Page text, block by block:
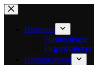
Hoppa
till
innehållHästsport
Hästtävlingar
Organisationer
Hästutrustning